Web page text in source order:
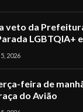
veto da
LGBTQIA+
2026
feira de
do Avião